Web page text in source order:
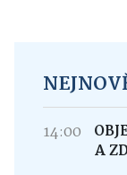
14:00
A